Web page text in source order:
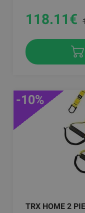
118.11€
TRX HOME 2
-10%